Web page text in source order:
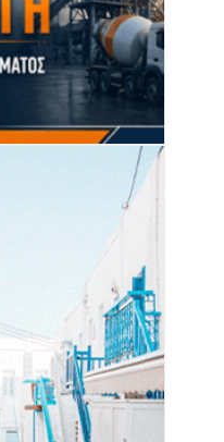
Αεροδιακομιδές από Άνδρο
και Αμοργό – Δύο
διακομιδές ασθενών από
Πάρο και Φολέγανδρο